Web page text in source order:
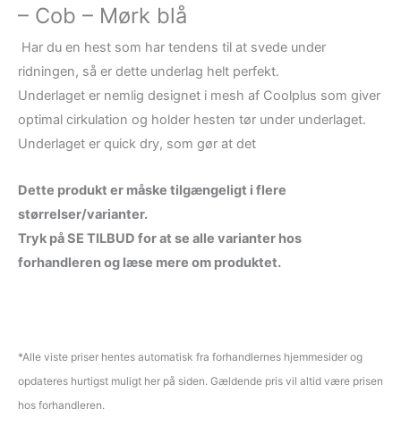
– Cob – Mørk blå
Har du en hest som har tendens til at svede under
ridningen, så er dette underlag helt perfekt.
Underlaget er nemlig designet i mesh af Coolplus som giver
optimal cirkulation og holder hesten tør under underlaget.
Underlaget er quick dry, som gør at det
Dette produkt er måske tilgængeligt i flere
størrelser/varianter.
Tryk på SE TILBUD for at se alle varianter hos
forhandleren og læse mere om produktet.
*Alle viste priser hentes automatisk fra forhandlernes hjemmesider og
opdateres hurtigst muligt her på siden. Gældende pris vil altid være prisen
hos forhandleren.